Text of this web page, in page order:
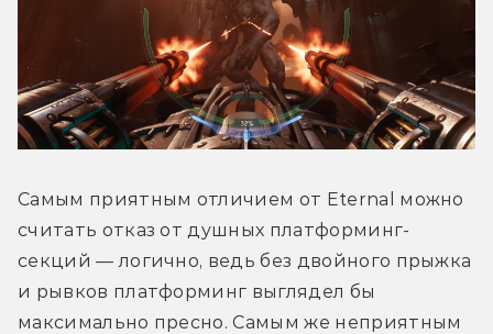
Самым приятным отличием от Eternal можно
считать отказ от душных платформинг-
секций — логично, ведь без двойного прыжка
и рывков платформинг выглядел бы
максимально пресно. Самым же неприятным